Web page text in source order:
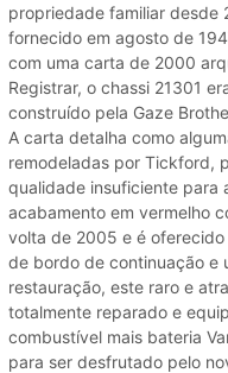
propriedade familiar desde
fornecido em agosto de
com uma carta de 2000
Registrar, o chassi 21301
construído pela Gaze
A carta detalha como
remodeladas por Tickford,
qualidade insuficiente para
acabamento em vermelho
volta de 2005 e é
de bordo de continuação e
restauração, este raro e
totalmente reparado e
combustível mais bateria
para ser desfrutado pelo